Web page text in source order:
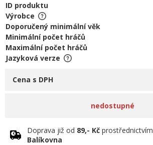
ID produktu
Výrobce
Doporučený minimální věk
Minimální počet hráčů
Maximální počet hráčů
Jazyková verze
Cena s DPH
nedostupné
Doprava již od 89,- Kč prostřednictvím
Balíkovna